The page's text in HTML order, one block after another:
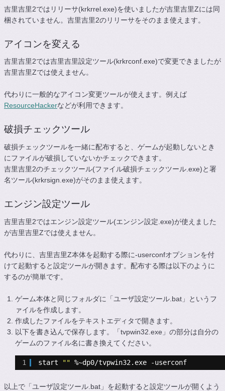
吉里吉里2ではリリーサ(krkrrel.exe)を使いましたが吉里吉里Zには同
梱されていません。吉里吉里2のリリーサをそのまま使えます。
アイコンを変える
吉里吉里2では吉里吉里設定ツール(krkrconf.exe)で変更できましたが
吉里吉里Zでは使えません。
代わりに一般的なアイコン変更ツールが使えます。例えば
ResourceHackerなどが利用できます。
破損チェックツール
破損チェックツールを一緒に配布すると、ゲームが起動しないとき
にファイルが破損していないかチェックできます。
吉里吉里2のチェックツール(ファイル破損チェックツール.exe)と署
名ツール(krkrsign.exe)がそのまま使えます。
エンジン設定ツール
吉里吉里2ではエンジン設定ツール(エンジン設定.exe)が使えました
が吉里吉里Zでは使えません。
代わりに、吉里吉里Z本体を起動する際に-userconfオプションを付
けて起動すると設定ツールが開きます。配布する際は以下のように
するのが簡単です。
ゲーム本体と同じフォルダに「ユーザ設定ツール.bat」というフ
ァイルを作成します。
作成したファイルをテキストエディタで開きます。
以下を書き込んで保存します。「tvpwin32.exe」の部分は自分の
ゲームのファイル名に書き換えてください。
1 start "" %~dp0/tvpwin32.exe -userconf
以上で「ユーザ設定ツール.bat」を起動すると設定ツールが開くよう